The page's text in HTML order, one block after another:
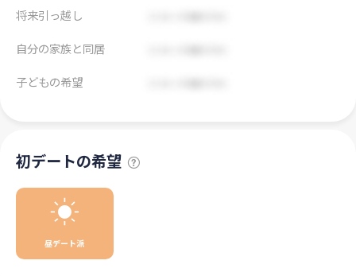
将来引っ越し
自分の家族と同居
子どもの希望
初デートの希望
昼デート派